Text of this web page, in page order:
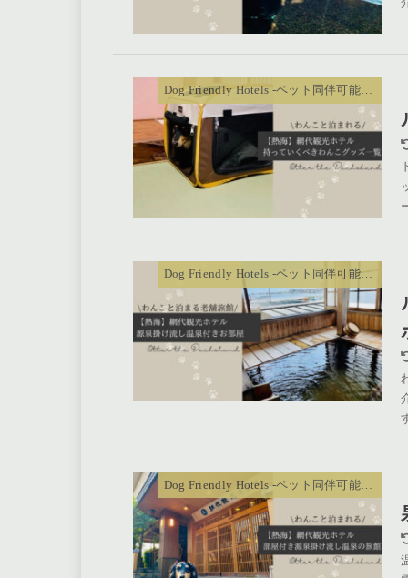
Dog Friendly Hotels -ペット同伴可能ホテル
Dog Friendly Hotels -ペット同伴可能ホテル